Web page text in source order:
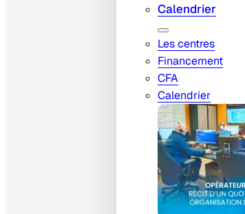
Calendrier
Les centres
Financement
CFA
Calendrier